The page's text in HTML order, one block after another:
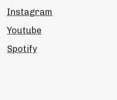
Instagram
Youtube
Spotify